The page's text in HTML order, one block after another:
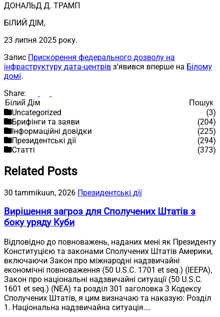
ДОНАЛЬД Д. ТРАМП
БІЛИЙ ДІМ,
23 липня 2025 року.
Запис Прискорення федерального дозволу на
інфраструктуру дата-центрів з’явився вперше на Білому
домі.
Share:
Пошук
Пошук
Uncategorized
(3)
Брифінги та заяви
(204)
Інформаційні довідки
(225)
Президентські дії
(294)
Статті
(373)
Related Posts
30 tammikuun, 2026 Президентські дії
Вирішення загроз для Сполучених Штатів з
боку уряду Куби
Відповідно до повноважень, наданих мені як Президенту
Конституцією та законами Сполучених Штатів Америки,
включаючи Закон про міжнародні надзвичайні
економічні повноваження (50 U.S.C. 1701 et seq.) (IEEPA),
Закон про національні надзвичайні ситуації (50 U.S.C.
1601 et seq.) (NEA) та розділ 301 заголовка 3 Кодексу
Сполучених Штатів, я цим визначаю та наказую: Розділ
1. Національна надзвичайна ситуація.…